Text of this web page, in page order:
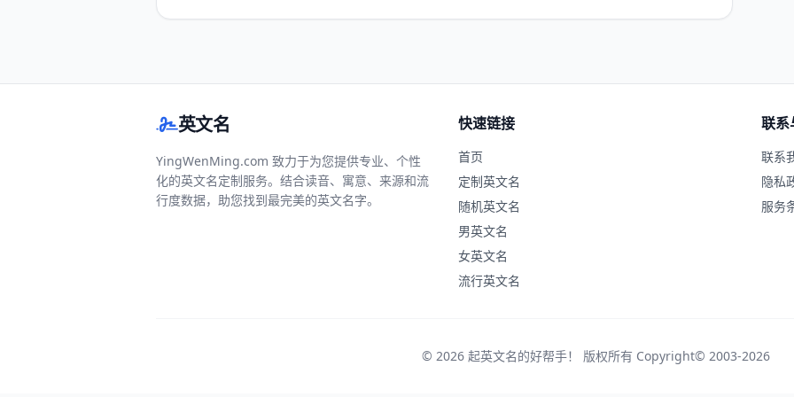
英文名
YingWenMing.com 致力于为您提供专业、个性
化的英文名定制服务。结合读音、寓意、来源和流
行度数据，助您找到最完美的英文名字。
快速链接
首页
定制英文名
随机英文名
男英文名
女英文名
流行英文名
联系
联系
隐私
服务
© 2026 起英文名的好帮手！ 版权所有 Copyright© 2003-2026